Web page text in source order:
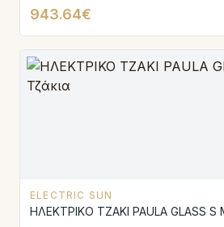
943.64€
ELECTRIC SUN
ΗΛΕΚΤΡΙΚΟ ΤΖΑΚΙ PAULA GLASS